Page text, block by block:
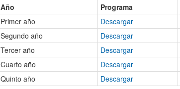
Año
Programa
Primer año
Descargar
Segundo año
Descargar
Tercer año
Descargar
Cuarto año
Descargar
Quinto año
Descargar